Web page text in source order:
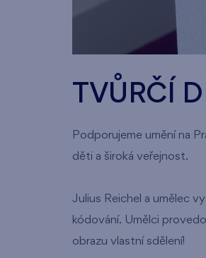
TVŮRČÍ
Podporujeme umění na
děti a široká veřejnost.
Julius Reichel a umělec
kódování. Umělci
obrazu vlastní sdělení!